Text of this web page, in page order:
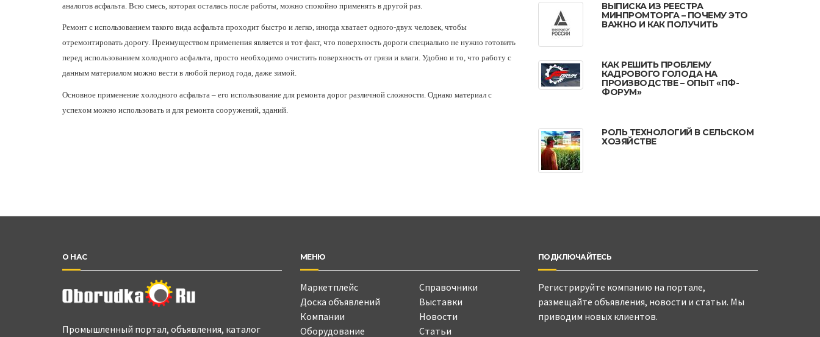
аналогов асфальта. Всю смесь, которая осталась после работы, можно спокойно применять в другой раз.
Ремонт с использованием такого вида асфальта проходит быстро и легко, иногда хватает одного-двух человек, чтобы
отремонтировать дорогу. Преимуществом применения является и тот факт, что поверхность дороги специально не нужно готовить
перед использованием холодного асфальта, просто необходимо очистить поверхность от грязи и влаги. Удобно и то, что работу с
данным материалом можно вести в любой период года, даже зимой.
Основное применение холодного асфальта – его использование для ремонта дорог различной сложности. Однако материал с
успехом можно использовать и для ремонта сооружений, зданий.
ВЫПИСКА ИЗ РЕЕСТРА
МИНПРОМТОРГА – ПОЧЕМУ ЭТО
ВАЖНО И КАК ПОЛУЧИТЬ
КАК РЕШИТЬ ПРОБЛЕМУ
КАДРОВОГО ГОЛОДА НА
ПРОИЗВОДСТВЕ – ОПЫТ «ПФ-
ФОРУМ»
РОЛЬ ТЕХНОЛОГИЙ В СЕЛЬСКОМ
ХОЗЯЙСТВЕ
О НАС
Промышленный портал, объявления, каталог
МЕНЮ
Маркетплейс
Доска объявлений
Компании
Оборудование
Справочники
Выставки
Новости
Статьи
ПОДКЛЮЧАЙТЕСЬ
Регистрируйте компанию на портале,
размещайте объявления, новости и статьи. Мы
приводим новых клиентов.